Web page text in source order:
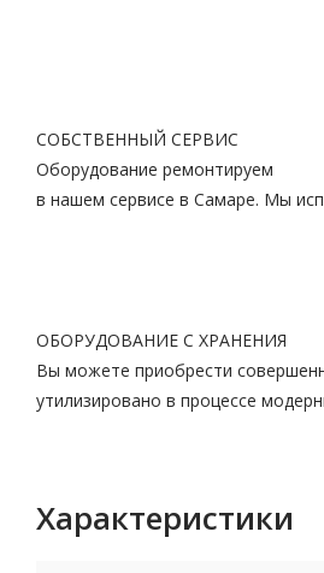
СОБСТВЕННЫЙ СЕРВИС
Оборудование ремонтируем
в нашем сервисе в Самаре. Мы
ОБОРУДОВАНИЕ С ХРАНЕНИЯ
Вы можете приобрести
утилизировано в процессе
Характеристики